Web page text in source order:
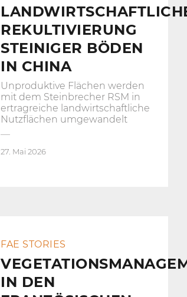
REKULTIVIERUNG
STEINIGER BÖDEN
IN CHINA
Unproduktive Flächen werden
mit dem Steinbrecher RSM in
ertragreiche landwirtschaftliche
Nutzflächen umgewandelt
27. Mai 2026
FAE STORIES
IN DEN